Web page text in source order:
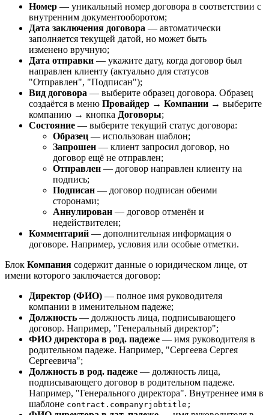
Номер — уникальный номер договора в соответствии с
внутренним документооборотом;
Дата заключения договора — автоматически
заполняется текущей датой, но может быть
изменено вручную;
Дата отправки — укажите дату, когда договор был
направлен клиенту (актуально для статусов
"Отправлен", "Подписан");
Вид договора — выберите образец договора. Образец
создаётся в меню Провайдер → Компании → выберите
компанию → кнопка Договоры;
Состояние — выберите текущий статус договора:
Образец — использован шаблон;
Запрошен — клиент запросил договор, но
договор ещё не отправлен;
Отправлен — договор направлен клиенту на
подпись;
Подписан — договор подписан обеими
сторонами;
Аннулирован — договор отменён и
недействителен;
Комментарий — дополнительная информация о
договоре. Например, условия или особые отметки.
Блок Компания содержит данные о юридическом лице, от
имени которого заключается договор:
Директор (ФИО) — полное имя руководителя
компании в именительном падеже;
Должность — должность лица, подписывающего
договор. Например, "Генеральный директор";
ФИО директора в род. падеже — имя руководителя в
родительном падеже. Например, "Сергеева Сергея
Сергеевича";
Должность в род. падеже — должность лица,
подписывающего договор в родительном падеже.
Например, "Генерального директора". Внутреннее имя в
шаблоне contract.companyrjobtitle;